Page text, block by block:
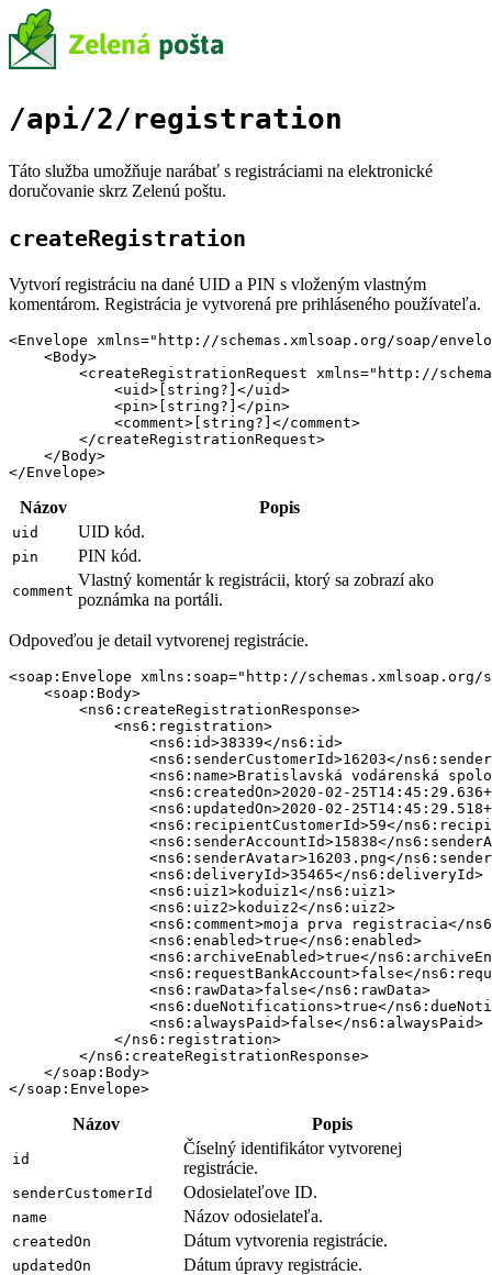
/api/2/registration
Táto služba umožňuje narábať s registráciami na elektronické
doručovanie skrz Zelenú poštu.
createRegistration
Vytvorí registráciu na dané UID a PIN s vloženým vlastným
komentárom. Registrácia je vytvorená pre prihláseného používateľa.
<Envelope xmlns="http://schemas.xmlsoap.org/soap/
    <Body>
<createRegistrationRequest xmlns="http://
            <uid>[string?]</uid>
            <pin>[string?]</pin>
            <comment>[string?]</comment>
        </createRegistrationRequest>
    </Body>
Názov Popis
uid UID kód.
pin PIN kód.
comment
Vlastný komentár k registrácii, ktorý sa zobrazí ako
poznámka na portáli.
Odpoveďou je detail vytvorenej registrácie.
<soap:Envelope xmlns:soap="http://
    <soap:Body>
        <ns6:createRegistrationResponse>
            <ns6:registration>
                <ns6:id>38339</ns6:id>
<ns6:senderCustomerId>16203</
<ns6:name>Bratislavská vodárenská
<ns6:createdOn>2020-02-
<ns6:updatedOn>2020-02-
<ns6:recipientCustomerId>59</
<ns6:senderAccountId>15838</
<ns6:senderAvatar>16203.png</
                <ns6:deliveryId>35465</ns6:deliveryId>
                <ns6:uiz1>koduiz1</ns6:uiz1>
                <ns6:uiz2>koduiz2</ns6:uiz2>
<ns6:comment>moja prva registracia</
                <ns6:enabled>true</ns6:enabled>
<ns6:archiveEnabled>true</
<ns6:requestBankAccount>false</
                <ns6:rawData>false</ns6:rawData>
<ns6:dueNotifications>true</
                <ns6:alwaysPaid>false</ns6:alwaysPaid>
            </ns6:registration>
        </ns6:createRegistrationResponse>
    </soap:Body>
Názov Popis
id
Číselný identifikátor vytvorenej
registrácie.
senderCustomerId Odosielateľove ID.
name Názov odosielateľa.
createdOn Dátum vytvorenia registrácie.
updatedOn Dátum úpravy registrácie.